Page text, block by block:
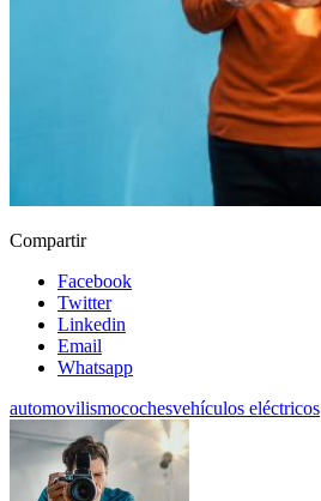
Compartir
Facebook
Twitter
Linkedin
Email
Whatsapp
automovilismocochesvehículos eléctricos